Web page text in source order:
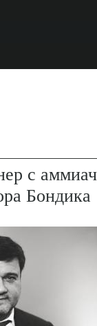
с
Бондика